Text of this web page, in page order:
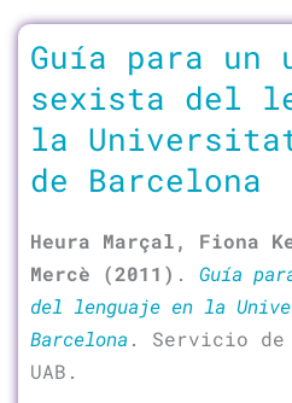
Guía para un
sexista del
la Universitat
de Barcelona
Heura Marçal, Fiona
Mercè (2011) . Guía
del lenguaje en la
Barcelona . Servicio de
UAB.